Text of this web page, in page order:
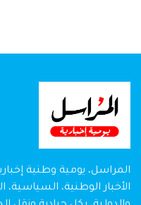
المراسل، يومية وطنية
الأخبار الوطنية، السياسية،